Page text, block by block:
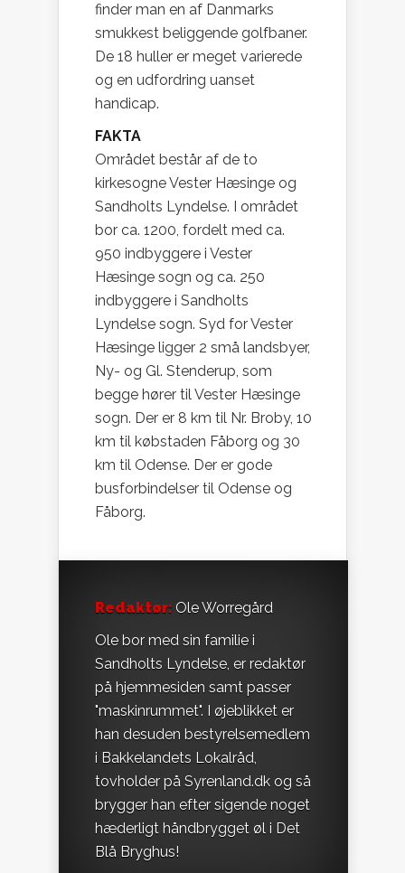
finder man en af Danmarks
smukkest beliggende golfbaner.
De 18 huller er meget varierede
og en udfordring uanset
handicap.
FAKTA
Området består af de to
kirkesogne Vester Hæsinge og
Sandholts Lyndelse. I området
bor ca. 1200, fordelt med ca.
950 indbyggere i Vester
Hæsinge sogn og ca. 250
indbyggere i Sandholts
Lyndelse sogn. Syd for Vester
Hæsinge ligger 2 små landsbyer,
Ny- og Gl. Stenderup, som
begge hører til Vester Hæsinge
sogn. Der er 8 km til Nr. Broby, 10
km til købstaden Fåborg og 30
km til Odense. Der er gode
busforbindelser til Odense og
Fåborg.
Redaktør: Ole Worregård
Ole bor med sin familie i
Sandholts Lyndelse, er redaktør
på hjemmesiden samt passer
"maskinrummet". I øjeblikket er
han desuden bestyrelsemedlem
i Bakkelandets Lokalråd,
tovholder på Syrenland.dk og så
brygger han efter sigende noget
hæderligt håndbrygget øl i Det
Blå Bryghus!